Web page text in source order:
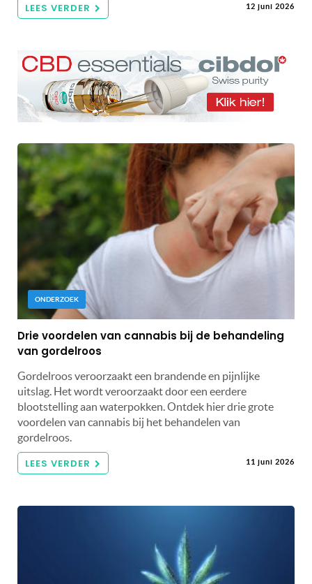
LEES VERDER 12 juni 2026
ONDERZOEK
Drie voordelen van cannabis bij de behandeling
van gordelroos
Gordelroos veroorzaakt een brandende en pijnlijke
uitslag. Het wordt veroorzaakt door een eerdere
blootstelling aan waterpokken. Ontdek hier drie grote
voordelen van cannabis bij het behandelen van
gordelroos.
LEES VERDER 11 juni 2026